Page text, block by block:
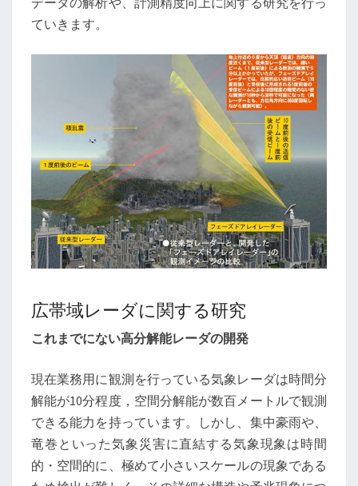
ていきます。
広帯域レーダに関する研究
これまでにない高分解能レーダの開発
現在業務用に観測を行っている気象レーダは時間分
解能が10分程度，空間分解能が数百メートルで観測
できる能力を持っています。しかし、集中豪雨や、
竜巻といった気象災害に直結する気象現象は時間
的・空間的に、極めて小さいスケールの現象である